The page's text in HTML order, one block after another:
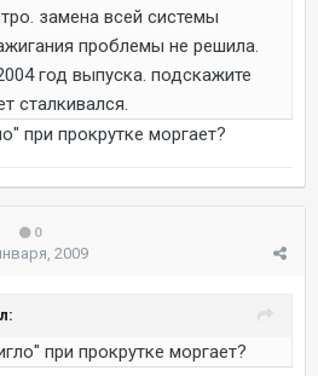
замена всей системы
проблемы не решила.
год выпуска. подскажите
сталкивался.
при прокрутке моргает?
0
2009
при прокрутке моргает?